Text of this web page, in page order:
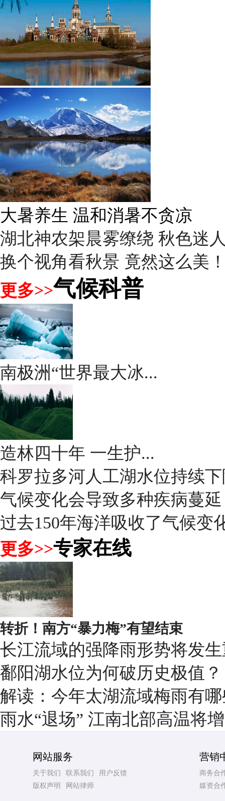
大暑养生 温和消暑不贪凉
湖北神农架晨雾缭绕 秋色迷
换个视角看秋景 竟然这么美
更多>>气候科普
南极洲“世界最大冰...
造林四十年 一生护...
科罗拉多河人工湖水位持续
气候变化会导致多种疾病蔓延
过去150年海洋吸收了气候变
更多>>专家在线
转折！南方“暴力梅”有望结束
长江流域的强降雨形势将发
鄱阳湖水位为何破历史极值？
解读：今年太湖流域梅雨有
雨水“退场” 江南北部高温将
网站服务
关于我们 联系我们
用户反馈
版权声明
网站律师
营销
商务合
媒资合